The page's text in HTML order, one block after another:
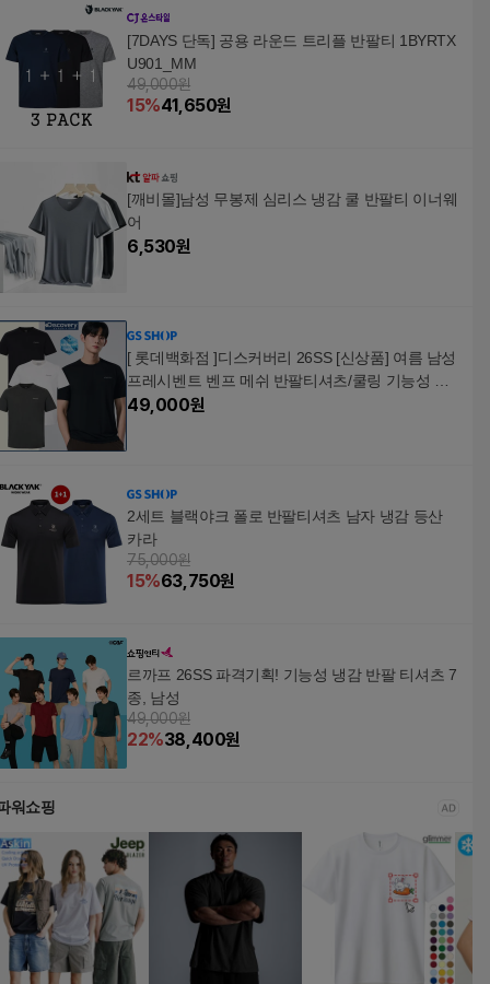
[7DAYS 단독] 공용 라운드 트리플 반팔티 1BYRTX
U901_MM
49,000원
15%41,650원
[깨비몰]남성 무봉제 심리스 냉감 쿨 반팔티 이너웨
어
6,530원
[ 롯데백화점 ]디스커버리 26SS [신상품] 여름 남성
프레시벤트 벤프 메쉬 반팔티셔츠/쿨링 기능성 통
기성 흡습속건 트레이닝 티셔츠 DMRS65063 DON
49,000원
2세트 블랙야크 폴로 반팔티셔츠 남자 냉감 등산
카라
75,000원
15%63,750원
르까프 26SS 파격기획! 기능성 냉감 반팔 티셔츠 7
종, 남성
49,000원
22%38,400원
워쇼핑